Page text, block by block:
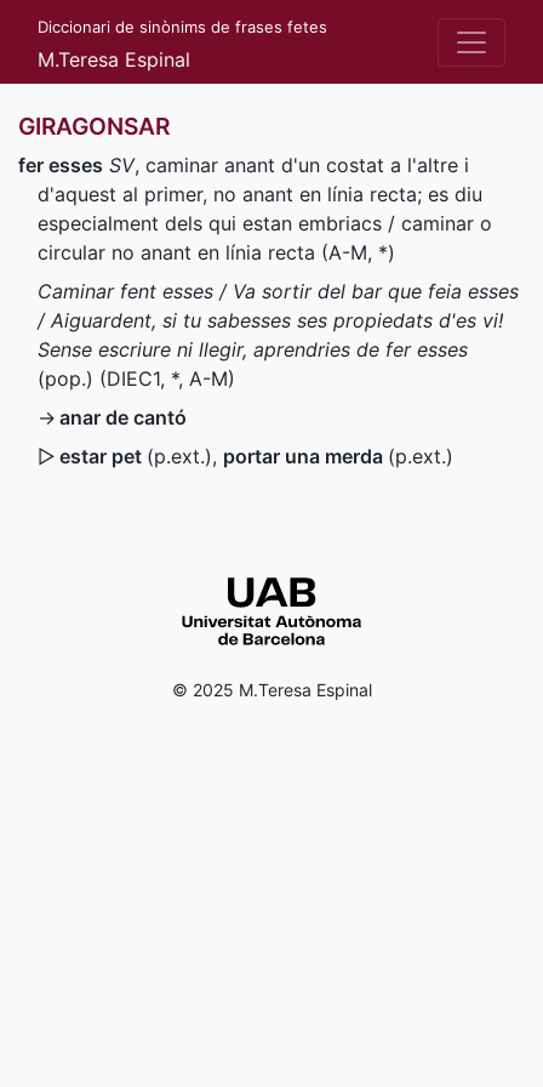
Diccionari de sinònims de frases fetes
M.Teresa Espinal
GIRAGONSAR
fer esses SV, caminar anant d'un costat a l'altre i
d'aquest al primer, no anant en línia recta; es diu
especialment dels qui estan embriacs / caminar o
circular no anant en línia recta (A-M, *)
Caminar fent esses / Va sortir del bar que feia esses
/ Aiguardent, si tu sabesses ses propiedats d'es vi!
Sense escriure ni llegir, aprendries de fer esses
(pop.) (DIEC1, *, A-M)
→ anar de cantó
▷ estar pet (p.ext.), portar una merda (p.ext.)
© 2025 M.Teresa Espinal